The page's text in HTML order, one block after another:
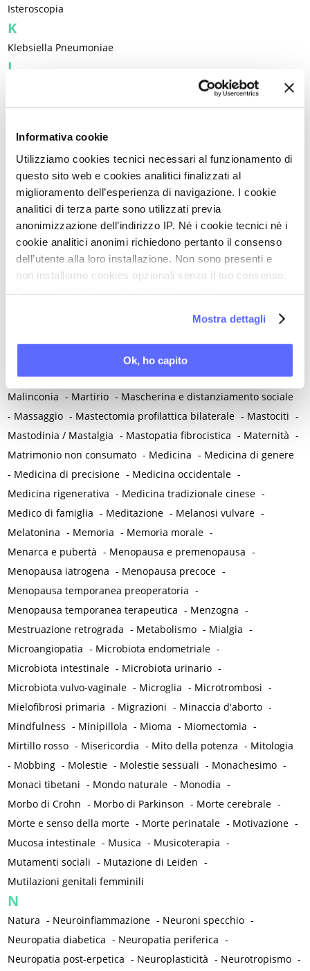
Informativa cookie
Utilizziamo cookies tecnici necessari al funzionamento di
questo sito web e cookies analitici finalizzati al
miglioramento dell’esperienza di navigazione. I cookie
analitici di terza parte sono utilizzati previa
anonimizzazione dell’indirizzo IP. Né i cookie tecnici né i
cookie analitici anonimi richiedono pertanto il consenso
dell’utente alla loro installazione. Non sono presenti e
non installiamo cookies opzionali senza il tuo consenso.
Mostra dettagli
Ok, ho capito
Isteroscopia
K
Klebsiella Pneumoniae
L
Lacerazioni perineali da parto -Lacrime
-
Laicità -Laparoscopia -Lassativi -Lattobacilli -Lavoro -
Lesione precancerosa
Libertà -Libri e lettura -Lichen planus -Lichen sclerosus -
Lichen vulvare -Limite -Linee guida cliniche -Linfedema
Linfoma di Hodgkin
Longevità
-
Lupus eritematoso sistemico -Lutto
M
Madri adolescenti -Magnanimità -Magnesio -Mal d'aereo
Mal di montagna -Malassorbimento - Malattia -
Malattie cromosomiche -
Malattie reumatiche
Malattie sessualmente trasmesse -Male -Malformazioni -
Malinconia - Martirio - Mascherina e distanziamento sociale
- Massaggio - Mastectomia profilattica bilaterale - Mastociti -
Mastodinia / Mastalgia - Mastopatia fibrocistica - Maternità -
Matrimonio non consumato - Medicina - Medicina di genere
- Medicina di precisione - Medicina occidentale -
Medicina rigenerativa - Medicina tradizionale cinese -
Medico di famiglia - Meditazione - Melanosi vulvare -
Melatonina - Memoria - Memoria morale -
Menarca e pubertà - Menopausa e premenopausa -
Menopausa iatrogena - Menopausa precoce -
Menopausa temporanea preoperatoria -
Menopausa temporanea terapeutica - Menzogna -
Mestruazione retrograda - Metabolismo - Mialgia -
Microangiopatia - Microbiota endometriale -
Microbiota intestinale - Microbiota urinario -
Microbiota vulvo-vaginale - Microglia - Microtrombosi -
Mielofibrosi primaria - Migrazioni - Minaccia d'aborto -
Mindfulness - Minipillola - Mioma - Miomectomia -
Mirtillo rosso - Misericordia - Mito della potenza - Mitologia
- Mobbing - Molestie - Molestie sessuali - Monachesimo -
Monaci tibetani - Mondo naturale - Monodia -
Morbo di Crohn - Morbo di Parkinson - Morte cerebrale -
Morte e senso della morte - Morte perinatale - Motivazione -
Mucosa intestinale - Musica - Musicoterapia -
Mutamenti sociali - Mutazione di Leiden -
Mutilazioni genitali femminili
N
Natura - Neuroinfiammazione - Neuroni specchio -
Neuropatia diabetica - Neuropatia periferica -
Neuropatia post-erpetica - Neuroplasticità - Neurotropismo -